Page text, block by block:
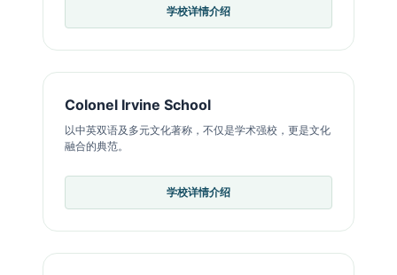
学校详情介绍
Colonel Irvine School
以中英双语及多元文化著称，不仅是学术强校，更是文化
融合的典范。
学校详情介绍